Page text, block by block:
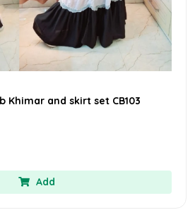
Khimar and skirt set CB103
Add